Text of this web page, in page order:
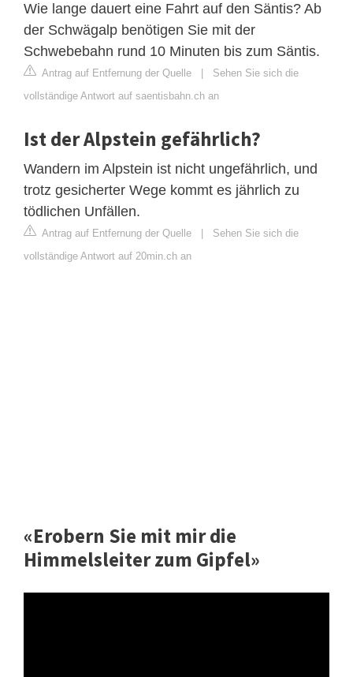
Wie lange dauert eine Fahrt auf den Säntis? Ab
der Schwägalp benötigen Sie mit der
Schwebebahn rund 10 Minuten bis zum Säntis.
Antrag auf Entfernung der Quelle
Sehen Sie sich die
vollständige Antwort auf saentisbahn.ch an
Ist der Alpstein gefährlich?
Wandern im Alpstein ist nicht ungefährlich, und
trotz gesicherter Wege kommt es jährlich zu
tödlichen Unfällen.
Antrag auf Entfernung der Quelle
Sehen Sie sich die
vollständige Antwort auf 20min.ch an
«Erobern Sie mit mir die
Himmelsleiter zum Gipfel»